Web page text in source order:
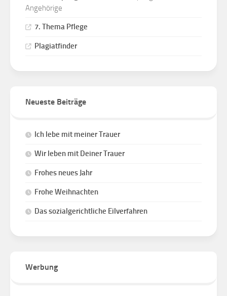
Angehörige
7. Thema Pflege
Plagiatfinder
Neueste Beiträge
Ich lebe mit meiner Trauer
Wir leben mit Deiner Trauer
Frohes neues Jahr
Frohe Weihnachten
Das sozialgerichtliche Eilverfahren
Werbung